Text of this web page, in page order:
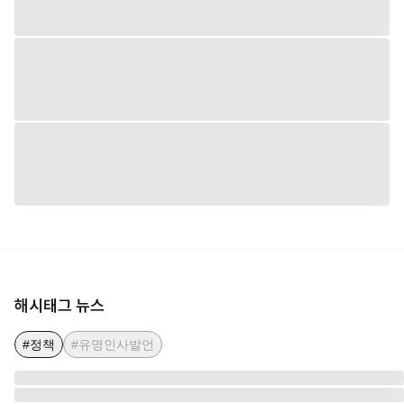
해시태그 뉴스
#정책 #유명인사발언